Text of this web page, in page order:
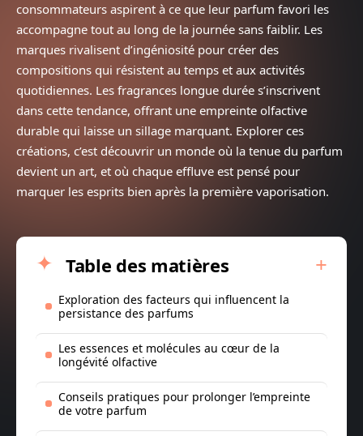
consommateurs aspirent à ce que leur parfum favori les
accompagne tout au long de la journée sans faiblir. Les
marques rivalisent d’ingéniosité pour créer des
compositions qui résistent au temps et aux activités
quotidiennes. Les fragrances longue durée s’inscrivent
dans cette tendance, offrant une empreinte olfactive
durable qui laisse un sillage marquant. Explorer ces
créations, c’est découvrir un monde où la tenue du parfum
devient un art, et où chaque effluve est pensé pour
marquer les esprits bien après la première vaporisation.
Table des matières
Exploration des facteurs qui influencent la
persistance des parfums
Les essences et molécules au cœur de la
longévité olfactive
Conseils pratiques pour prolonger l’empreinte
de votre parfum